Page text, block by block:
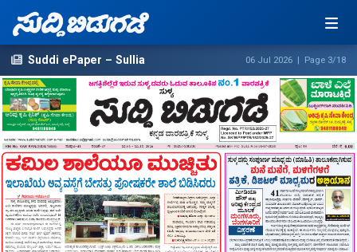
Suddi ePaper – Sullia 06 Jul 2026 | Page 3/18